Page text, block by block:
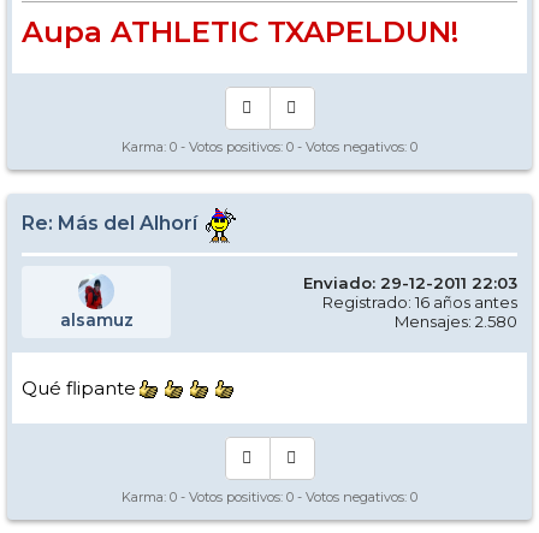
Aupa ATHLETIC TXAPELDUN!
Karma: 0 - Votos positivos: 0 - Votos negativos: 0
Re: Más del Alhorí
alsamuz
Enviado: 29-12-2011 22:03
Registrado: 16 años antes
Mensajes: 2.580
Qué flipante
Karma: 0 - Votos positivos: 0 - Votos negativos: 0